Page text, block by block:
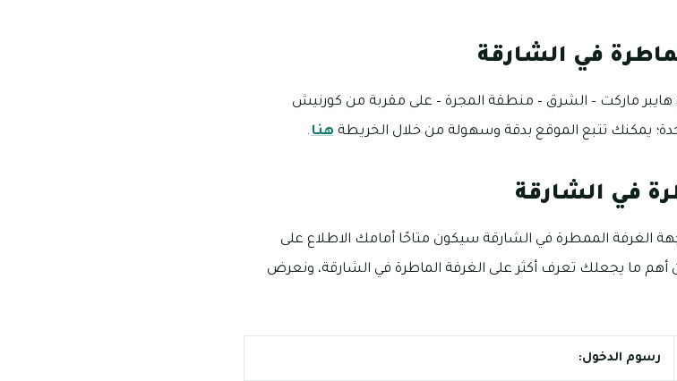
في الشارقة
هايبر ماركت – الشرق – منطقة المجرة – على مقربة من كورنيش
يمكنك تتبع الموقع بدقة وسهولة من خلال الخريطة هنا.
في الشارقة
الغرفة الممطرة في الشارقة سيكون متاحًا أمامك الاطلاع على
أهم ما يجعلك تعرف أكثر على الغرفة الماطرة في الشارقة، ونعرض
رسوم الدخول: